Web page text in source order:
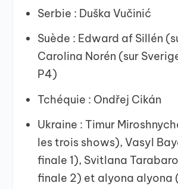
Serbie : Duška Vučinić
Suède : Edward af Sillén
Carolina Norén (sur
P4)
Tchéquie : Ondřej Cikán
Ukraine : Timur
les trois shows), Vasyl
finale 1), Svitlana
finale 2) et alyona alyona